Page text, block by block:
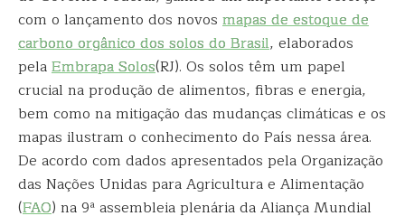
com o lançamento dos novos mapas de estoque de
carbono orgânico dos solos do Brasil, elaborados
pelaEmbrapa Solos(RJ). Os solos têm um papel
crucial na produção de alimentos, fibras e energia,
bem como na mitigação das mudanças climáticas e os
mapas ilustram o conhecimento do País nessa área.
De acordo com dados apresentados pela Organização
das Nações Unidas para Agricultura e Alimentação
(FAO) na 9ª assembleia plenária da Aliança Mundial